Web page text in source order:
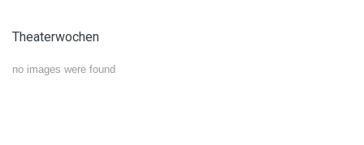
Theaterwochen
no images were found